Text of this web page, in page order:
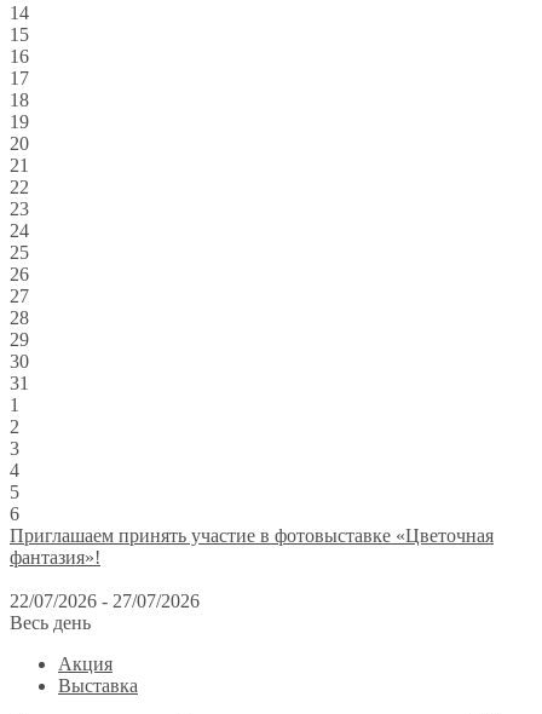
14
15
16
17
18
19
20
21
22
23
24
25
26
27
28
29
30
31
1
2
3
4
5
6
Приглашаем принять участие в фотовыставке «Цветочная
фантазия»!
22/07/2026 - 27/07/2026
Весь день
Акция
Выставка